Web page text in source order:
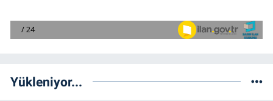
Yükleniyor...